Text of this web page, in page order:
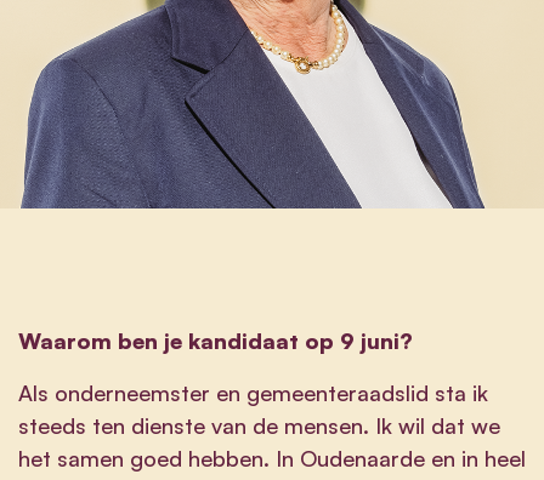
Waarom ben je kandidaat op 9 juni?
Als onderneemster en gemeenteraadslid sta ik
steeds ten dienste van de mensen. Ik wil dat we
het samen goed hebben. In Oudenaarde en in heel